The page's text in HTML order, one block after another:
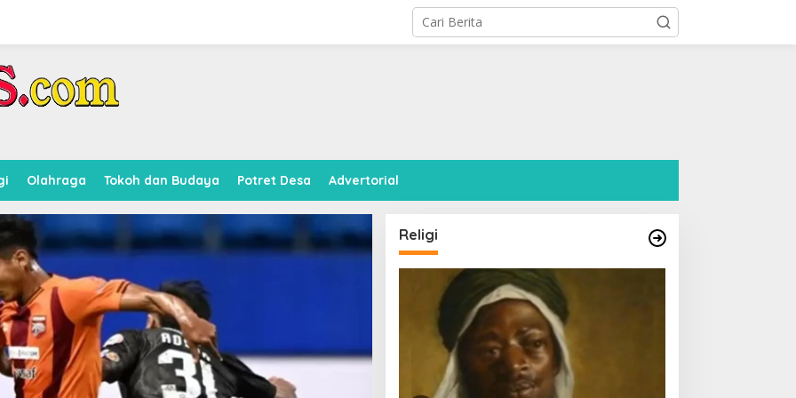
Olahraga Tokoh dan Budaya Potret Desa Advertorial
Religi